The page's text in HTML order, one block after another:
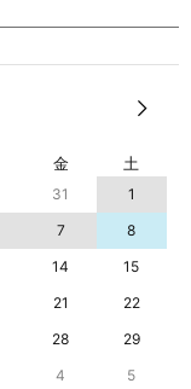
金 土
31
1
7
8
14
15
21
22
28
29
4 5